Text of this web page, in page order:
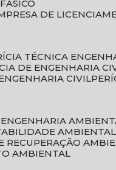
DE
TÉCNICA
DE ENGENHARIA
CIVIL
ENGENHARIA
AMBIENTAL
RECUPERAÇÃO
AMBIENTAL